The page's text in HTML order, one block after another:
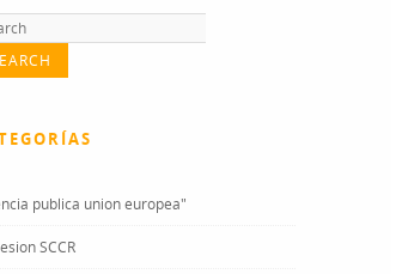
publica union europea"
SCCR